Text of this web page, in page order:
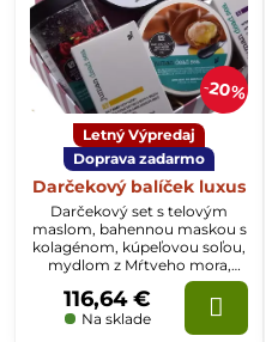
20%
Letný Výpredaj
Doprava zadarmo
Darčekový balíček luxus
Darčekový set s telovým
maslom, bahennou maskou s
kolagénom, kúpeľovou soľou,
mydlom z Mŕtveho mora,
nočným krémom a maskou s
arganovým olejom z Mŕtveho
mora
Na sklade
116,64 €